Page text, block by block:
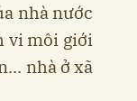
nhà nước
vi môi giới
nhà ở xã